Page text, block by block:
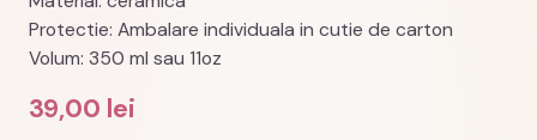
Protectie: Ambalare individuala in cutie de carton
Volum: 350 ml sau 11oz
39,00 lei